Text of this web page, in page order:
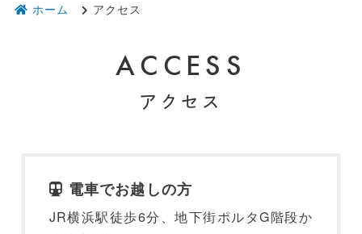
ホーム アクセス
ACCESS
アクセス
電車でお越しの方
JR横浜駅徒歩6分、地下街ポルタG階段か